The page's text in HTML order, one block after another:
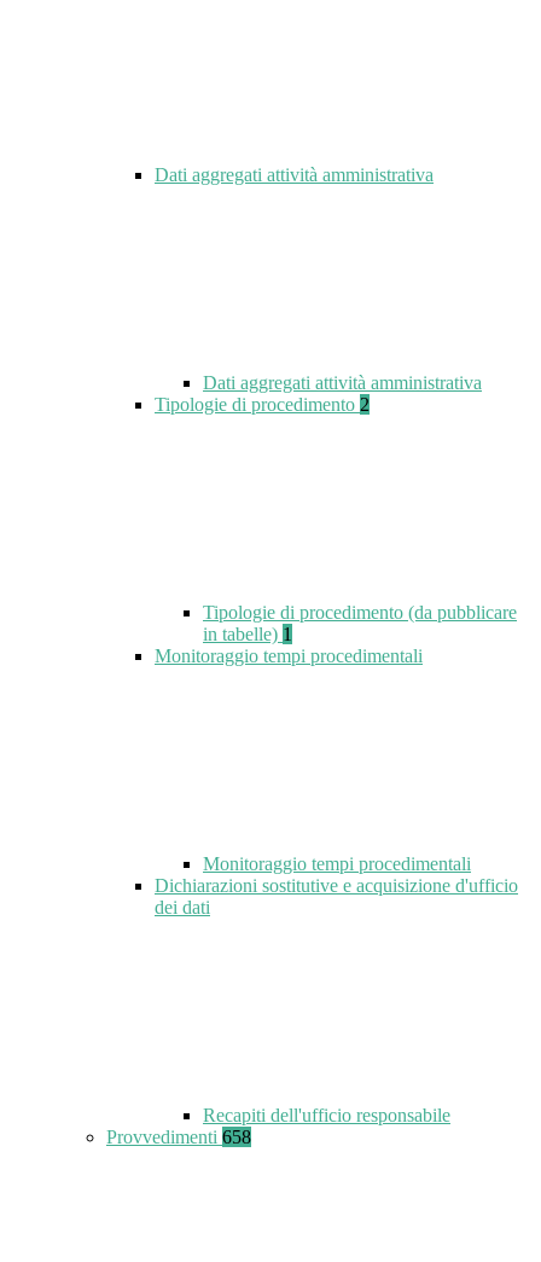
Dati aggregati attività amministrativa
Dati aggregati attività amministrativa
Tipologie di procedimento 2
Tipologie di procedimento (da pubblicare
in tabelle) 1
Monitoraggio tempi procedimentali
Monitoraggio tempi procedimentali
Dichiarazioni sostitutive e acquisizione d'ufficio
dei dati
Recapiti dell'ufficio responsabile
Provvedimenti 658